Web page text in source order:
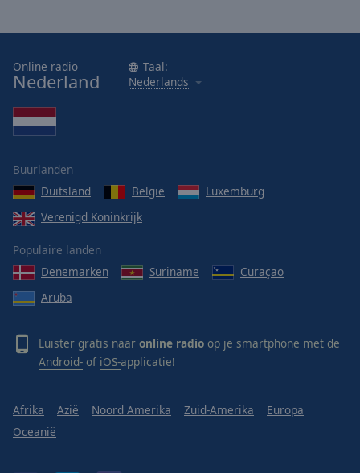
Online radio
Nederland
Taal:
Nederlands
Buurlanden
Duitsland
België
Luxemburg
Verenigd Koninkrijk
Populaire landen
Denemarken
Suriname
Curaçao
Aruba
Luister gratis naar online radio op je smartphone met de
Android- of iOS-applicatie!
Afrika Azië Noord Amerika Zuid-Amerika
Europa
Oceanië